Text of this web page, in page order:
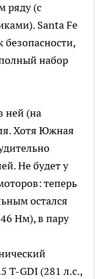
ряду (с
Santa Fe
набор
ней (на
Хотя Южная
Не будет у
теперь
остался
Нм), в пару
T-GDI (281 л.с.,